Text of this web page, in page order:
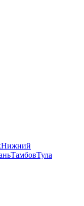
Нижний
ТамбовТула